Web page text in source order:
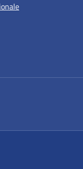
in una nuova scheda